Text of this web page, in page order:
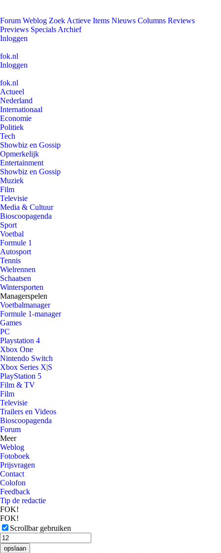
Forum Weblog Zoek Actieve Items Nieuws Columns Reviews
Previews Specials Archief
Inloggen
fok.nl
Inloggen
fok.nl
Actueel
Nederland
Internationaal
Economie
Politiek
Tech
Showbiz en Gossip
Opmerkelijk
Entertainment
Showbiz en Gossip
Muziek
Film
Televisie
Media & Cultuur
Bioscoopagenda
Sport
Voetbal
Formule 1
Autosport
Tennis
Wielrennen
Schaatsen
Wintersporten
Managerspelen
Voetbalmanager
Formule 1-manager
Games
PC
Playstation 4
Xbox One
Nintendo Switch
Xbox Series X|S
PlayStation 5
Film & TV
Film
Televisie
Trailers en Videos
Bioscoopagenda
Forum
Meer
Weblog
Fotoboek
Prijsvragen
Contact
Colofon
Feedback
Tip de redactie
FOK!
FOK!
Scrollbar gebruiken
opslaan